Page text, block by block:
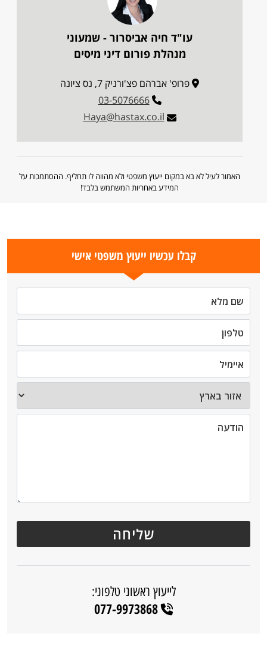
עו"ד חיה אביסרור - שמעוני
מנהלת פורום דיני מיסים
פרופ' אברהם פצ'ורניק 7, נס ציונה
03-5076666
Haya@hastax.co.il
האמור לעיל לא בא במקום ייעוץ משפטי ולא מהווה לו תחליף. ההסתמכות על
המידע באחריות המשתמש בלבד!
קבלו עכשיו ייעוץ משפטי אישי
לייעוץ ראשוני טלפוני:
077-9973868